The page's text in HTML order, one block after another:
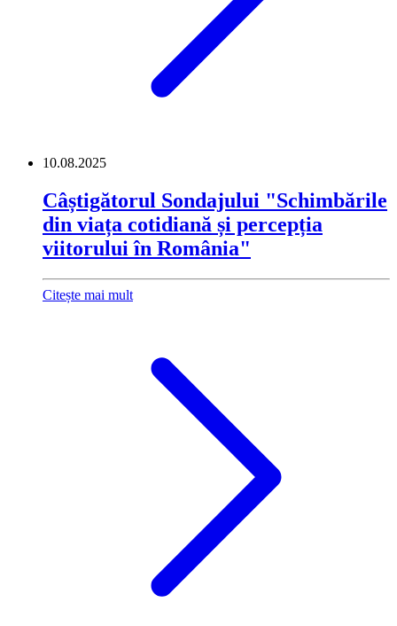
10.08.2025
Câștigătorul Sondajului "Schimbările
din viața cotidiană și percepția
viitorului în România"
Citește mai mult